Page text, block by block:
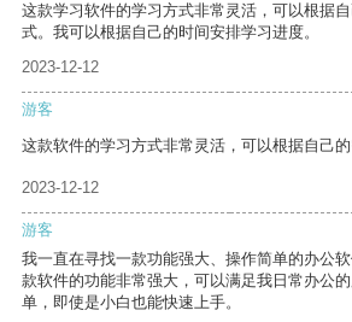
这款学习软件的学习方式非常灵活，可以根据
式。我可以根据自己的时间安排学习进度。
2023-12-12
游客
这款软件的学习方式非常灵活，可以根据自己的
2023-12-12
游客
我一直在寻找一款功能强大、操作简单的办公
款软件的功能非常强大，可以满足我日常办公
单，即使是小白也能快速上手。